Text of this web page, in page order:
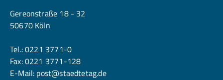
Gereonstraße 18 - 32
50670 Köln
Tel.:0221 3771-0
Fax: 0221 3771-128
E-Mail: post@staedtetag.de